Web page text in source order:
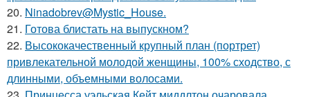
20. Ninadobrev@Mystic_House.
21. Готова блистать на выпускном?
22. Высококачественный крупный план (портрет)
привлекательной молодой женщины, 100% сходство, с
длинными, объемными волосами.